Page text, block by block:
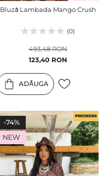
Bluză Lambada Mango Crush
(0)
Pret
123,40 RON
493,48 RON
ADĂUGA
-74%
NEW